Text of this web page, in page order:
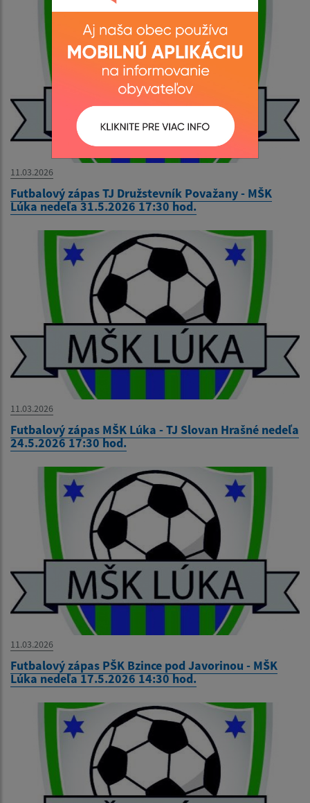
11.03.2026
Futbalový zápas TJ Družstevník Považany - MŠK
Lúka nedeľa 31.5.2026 17:30 hod.
11.03.2026
Futbalový zápas MŠK Lúka - TJ Slovan Hrašné nedeľa
24.5.2026 17:30 hod.
11.03.2026
Futbalový zápas PŠK Bzince pod Javorinou - MŠK
Lúka nedeľa 17.5.2026 14:30 hod.